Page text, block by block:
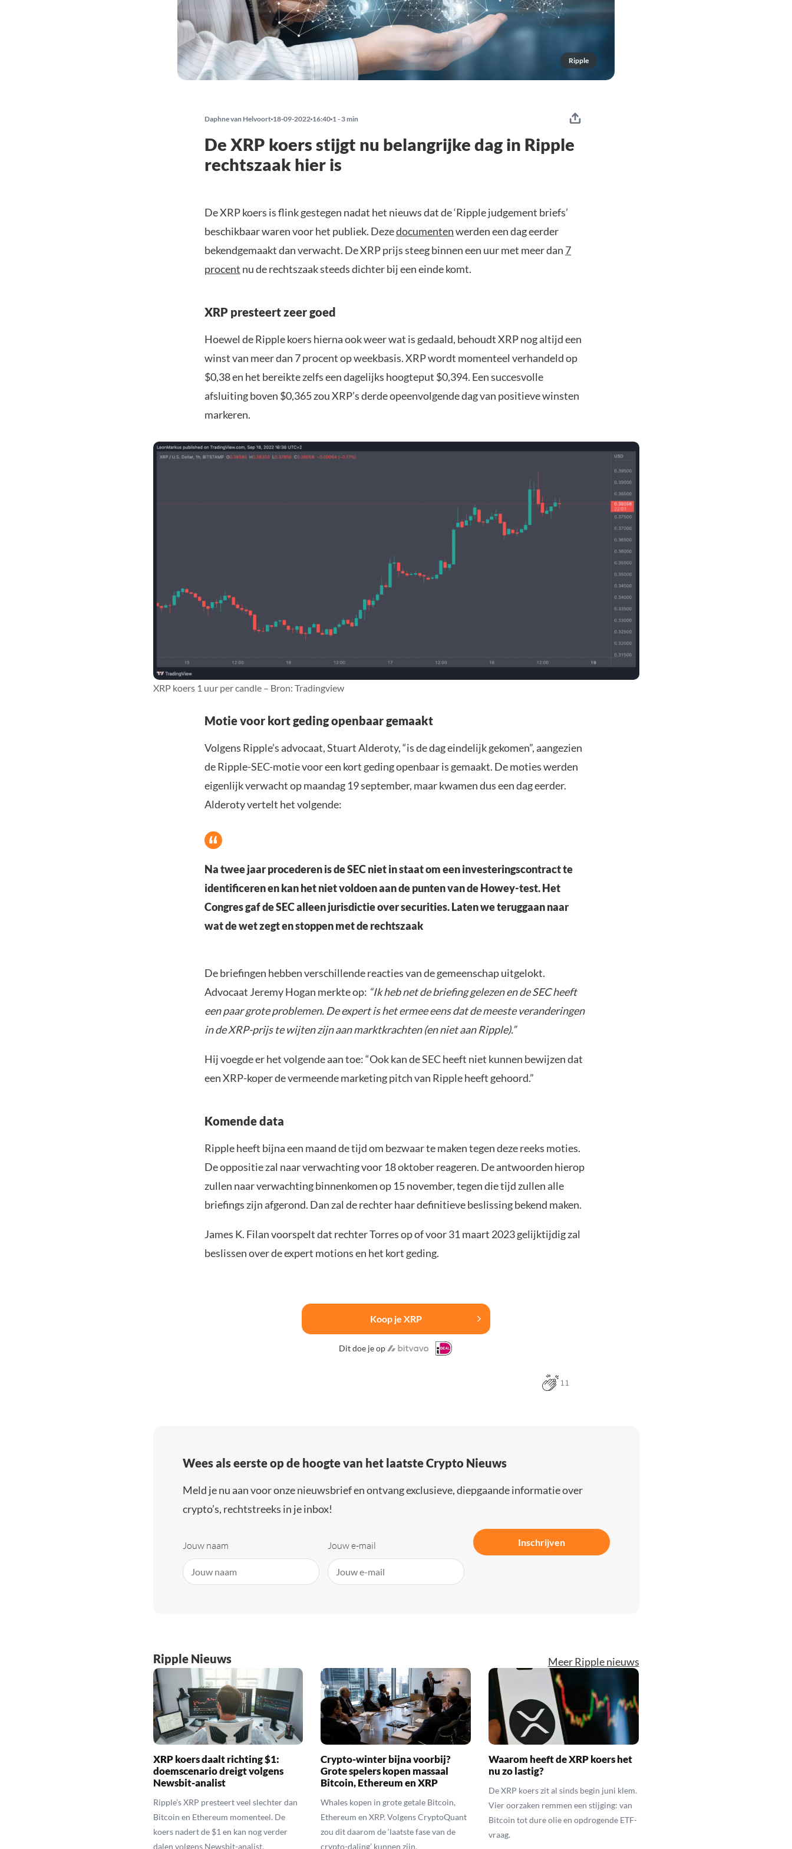
Ripple
Daphne van Helvoort 18-09-2022 16:40 1 - 3 min
De XRP koers stijgt nu belangrijke dag in Ripple
rechtszaak hier is
De XRP koers is flink gestegen nadat het nieuws dat de ‘Ripple judgement briefs’
beschikbaar waren voor het publiek. Dezedocumentenwerden een dag eerder
bekendgemaakt dan verwacht. De XRP prijs steeg binnen een uur met meer dan 7
procent nu de rechtszaak steeds dichter bij een einde komt.
XRP presteert zeer goed
Hoewel de Ripple koers hierna ook weer wat is gedaald, behoudt XRP nog altijd een
winst van meer dan 7 procent op weekbasis. XRP wordt momenteel verhandeld op
$0,38 en het bereikte zelfs een dagelijks hoogteput $0,394. Een succesvolle
afsluiting boven $0,365 zou XRP’s derde opeenvolgende dag van positieve winsten
markeren.
XRP koers 1 uur per candle – Bron: Tradingview
Motie voor kort geding openbaar gemaakt
Volgens Ripple’s advocaat, Stuart Alderoty, “is de dag eindelijk gekomen”, aangezien
de Ripple-SEC-motie voor een kort geding openbaar is gemaakt. De moties werden
eigenlijk verwacht op maandag 19 september, maar kwamen dus een dag eerder.
Alderoty vertelt het volgende:
Na twee jaar procederen is de SEC niet in staat om een investeringscontract te
identificeren en kan het niet voldoen aan de punten van de Howey-test. Het
Congres gaf de SEC alleen jurisdictie over securities. Laten we teruggaan naar
wat de wet zegt en stoppen met de rechtszaak
De briefingen hebben verschillende reacties van de gemeenschap uitgelokt.
Advocaat Jeremy Hogan merkte op: “Ik heb net de briefing gelezen en de SEC heeft
een paar grote problemen. De expert is het ermee eens dat de meeste veranderingen
in de XRP-prijs te wijten zijn aan marktkrachten (en niet aan Ripple).”
Hij voegde er het volgende aan toe: “Ook kan de SEC heeft niet kunnen bewijzen dat
een XRP-koper de vermeende marketing pitch van Ripple heeft gehoord.”
Komende data
Ripple heeft bijna een maand de tijd om bezwaar te maken tegen deze reeks moties.
De oppositie zal naar verwachting voor 18 oktober reageren. De antwoorden hierop
zullen naar verwachting binnenkomen op 15 november, tegen die tijd zullen alle
briefings zijn afgerond. Dan zal de rechter haar definitieve beslissing bekend maken.
James K. Filan voorspelt dat rechter Torres op of voor 31 maart 2023 gelijktijdig zal
beslissen over de expert motions en het kort geding.
Koop je XRP
Dit doe je op
11
Wees als eerste op de hoogte van het laatste Crypto Nieuws
Meld je nu aan voor onze nieuwsbrief en ontvang exclusieve, diepgaande informatie over
crypto’s, rechtstreeks in je inbox!
Jouw naam Jouw e-mail Inschrijven
Ripple Nieuws Meer Ripple nieuws
XRP koers daalt richting $1:
doemscenario dreigt volgens
Newsbit-analist
Ripple’s XRP presteert veel slechter dan
Bitcoin en Ethereum momenteel. De
koers nadert de $1 en kan nog verder
dalen volgens Newsbit-analist.
Crypto-winter bijna voorbij?
Grote spelers kopen massaal
Bitcoin, Ethereum en XRP
Whales kopen in grote getale Bitcoin,
Ethereum en XRP. Volgens CryptoQuant
zou dit daarom de ‘laatste fase van de
crypto-daling’ kunnen zijn.
Waarom heeft de XRP koers het
nu zo lastig?
De XRP koers zit al sinds begin juni klem.
Vier oorzaken remmen een stijging: van
Bitcoin tot dure olie en opdrogende ETF-
vraag.